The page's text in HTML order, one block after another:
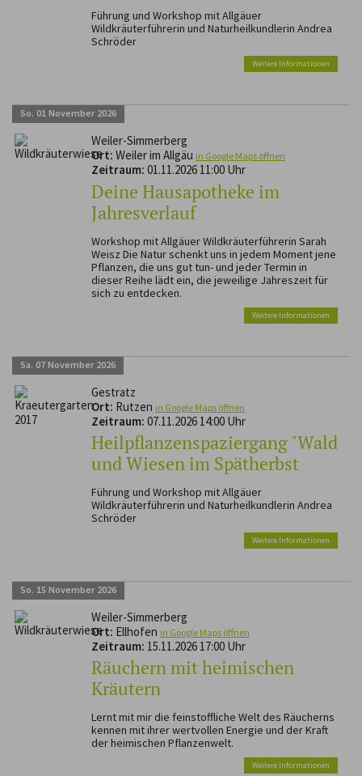
Führung und Workshop mit Allgäuer
Wildkräuterführerin und Naturheilkundlerin Andrea
Schröder
Weitere Informationen
So. 01 November 2026
Weiler-Simmerberg
Ort: Weiler im Allgäu in Google Maps öffnen
Zeitraum: 01.11.2026 11:00 Uhr
Deine Hausapotheke im
Jahresverlauf
Workshop mit Allgäuer Wildkräuterführerin Sarah
Weisz Die Natur schenkt uns in jedem Moment jene
Pflanzen, die uns gut tun- und jeder Termin in
dieser Reihe lädt ein, die jeweilige Jahreszeit für
sich zu entdecken.
Weitere Informationen
Sa. 07 November 2026
Gestratz
Ort: Rutzen in Google Maps öffnen
Zeitraum: 07.11.2026 14:00 Uhr
Heilpflanzenspaziergang "Wald
und Wiesen im Spätherbst
Führung und Workshop mit Allgäuer
Wildkräuterführerin und Naturheilkundlerin Andrea
Schröder
Weitere Informationen
So. 15 November 2026
Weiler-Simmerberg
Ort: Ellhofen in Google Maps öffnen
Zeitraum: 15.11.2026 17:00 Uhr
Räuchern mit heimischen
Kräutern
Lernt mit mir die feinstoffliche Welt des Räucherns
kennen mit ihrer wertvollen Energie und der Kraft
der heimischen Pflanzenwelt.
Weitere Informationen